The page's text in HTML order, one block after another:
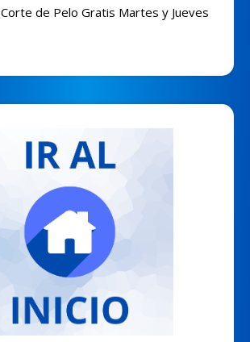
Corte de Pelo Gratis Martes y Jueves